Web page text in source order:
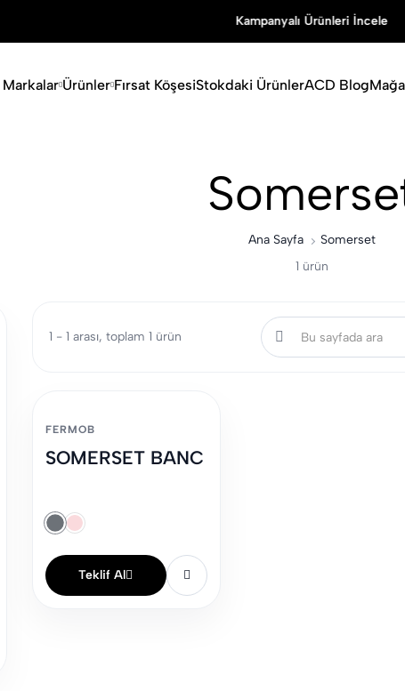
Kampanyalı Ürünleri İncele
Markalar Ürünler Fırsat KöşesiStokdaki ÜrünlerACD Blog
Ana Sayfa
Somerset
1 ürün
1 - 1 arası, toplam 1 ürün
FERMOB
SOMERSET BANC
Teklif Al